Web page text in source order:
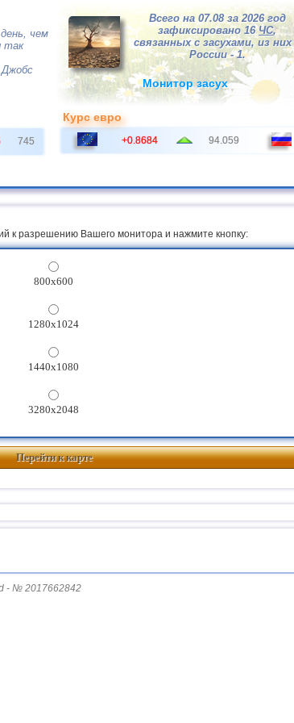
чем
так
Всего на 07.08 за 2026 год
зафиксировано 16ЧС,
связанных с засухами, из них
России - 1.
Монитор засух
745
Курс евро
+0.8684 94.059
к разрешению Вашего монитора и нажмите кнопку:
800x600
1280x1024
1440x1080
3280x2048
Перейти к карте
- № 2017662842